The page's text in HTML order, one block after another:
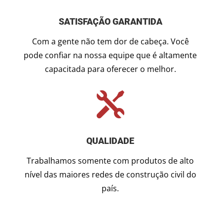
SATISFAÇÃO GARANTIDA
Com a gente não tem dor de cabeça. Você
pode confiar na nossa equipe que é altamente
capacitada para oferecer o melhor.

QUALIDADE
Trabalhamos somente com produtos de alto
nível das maiores redes de construção civil do
país.